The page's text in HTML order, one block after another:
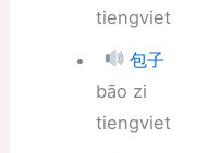
tiengviet
包子
bāo zi
tiengviet